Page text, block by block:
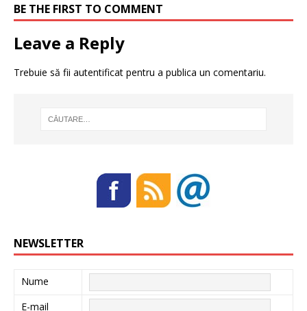
b
o
k
r a
z
ă
BE THE FIRST TO COMMENT
Leave a Reply
Trebuie să fii autentificat pentru a publica un comentariu.
NEWSLETTER
Nume
E-mail